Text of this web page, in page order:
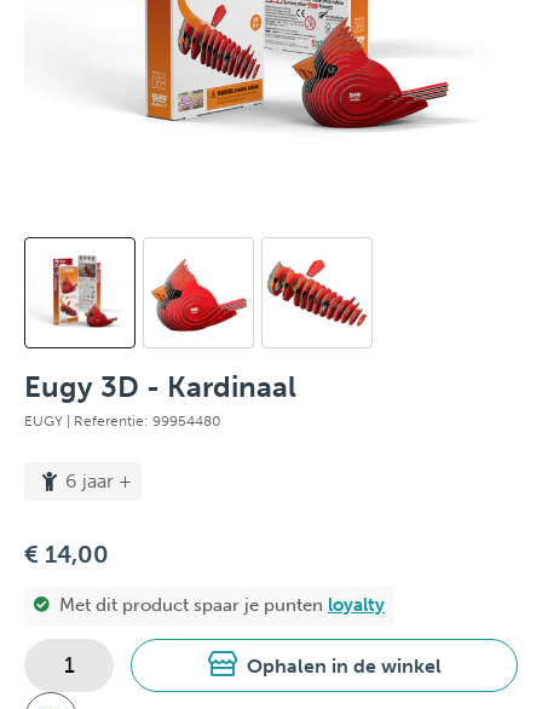
Eugy 3D - Kardinaal
EUGY | Referentie: 99954480
6 jaar +
€ 14,00
Met dit product spaar je punten loyalty
Ophalen in de winkel